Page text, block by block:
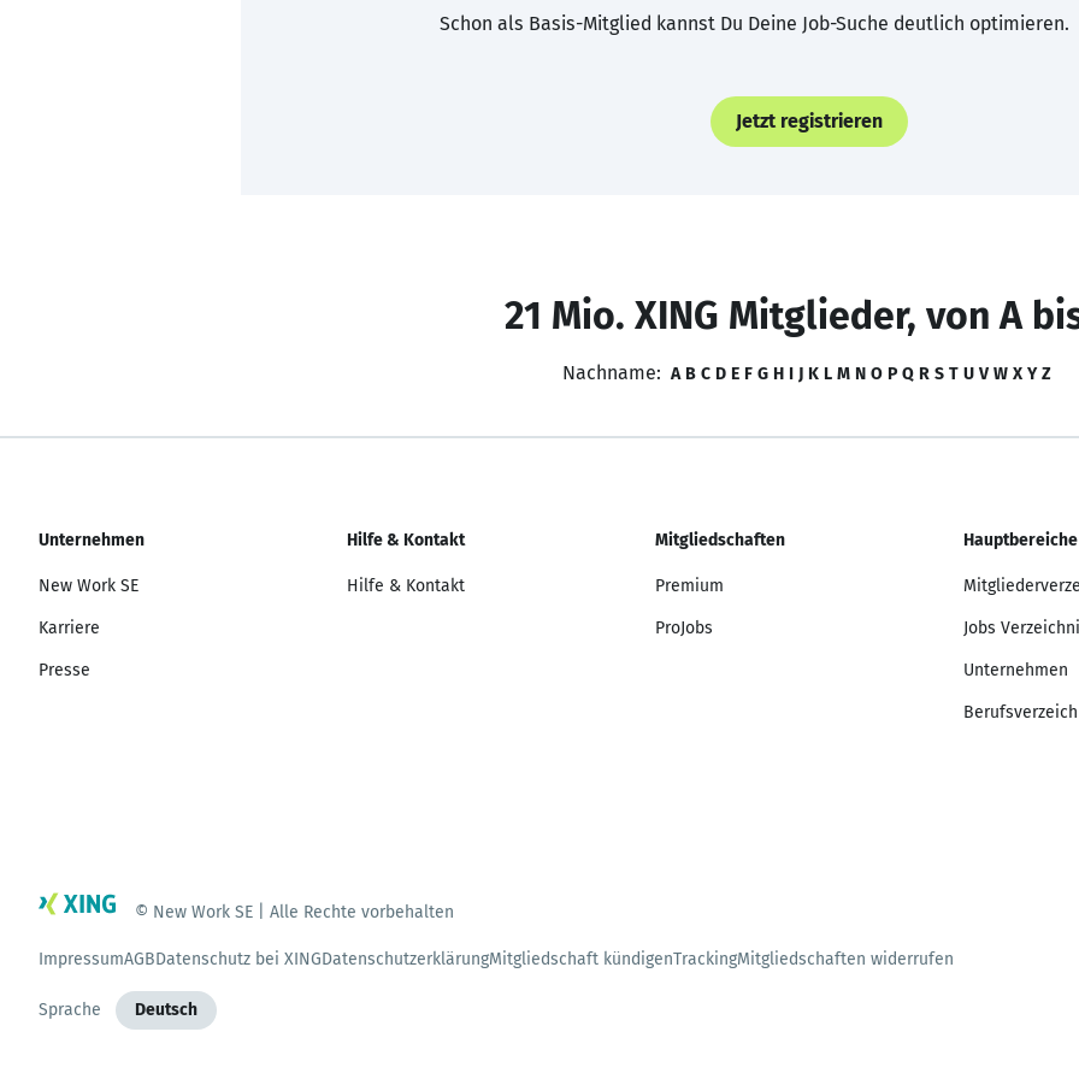
Schon als Basis-Mitglied kannst Du Deine Job-Suche deutlich optimieren.
Jetzt registrieren
21 Mio. XING Mitglieder, von A
Nachname: A B C D E F G H I J K L M N O P Q R S T U V W X Y Z
Unternehmen
New Work SE
Karriere
Presse
Hilfe & Kontakt
Hilfe & Kontakt
Mitgliedschaften
Premium
ProJobs
Hauptbereiche
Jobs
Unternehmen
© New Work SE | Alle Rechte vorbehalten
ImpressumAGBDatenschutz bei XINGDatenschutzerklärungMitgliedschaft kündigenTrackingMitgliedschaften widerrufen
Sprache Deutsch